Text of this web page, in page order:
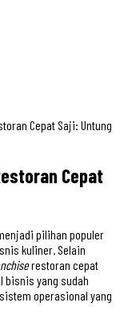
Cepat Saji: Untung
Cepat
pilihan populer
kuliner. Selain
restoran cepat
bisnis yang sudah
operasional yang